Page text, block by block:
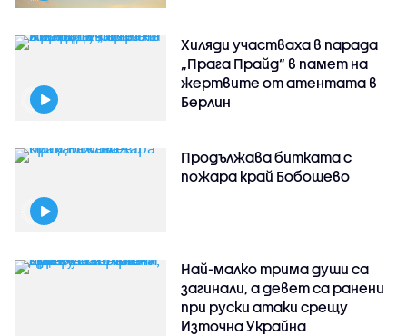
Хиляди участваха в парада
„Прага Прайд“ в памет на
жертвите от атентата в
Берлин
Продължава битката с
пожара край Бобошево
Най-малко трима души са
загинали, а девет са ранени
при руски атаки срещу
Източна Украйна